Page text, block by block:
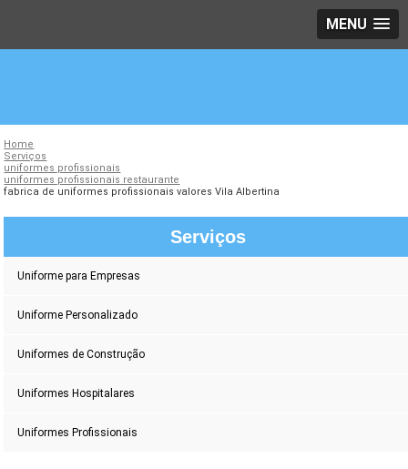
MENU
Home
Serviços
uniformes profissionais
uniformes profissionais restaurante
fabrica de uniformes profissionais valores Vila Albertina
Serviços
Uniforme para Empresas
Uniforme Personalizado
Uniformes de Construção
Uniformes Hospitalares
Uniformes Profissionais